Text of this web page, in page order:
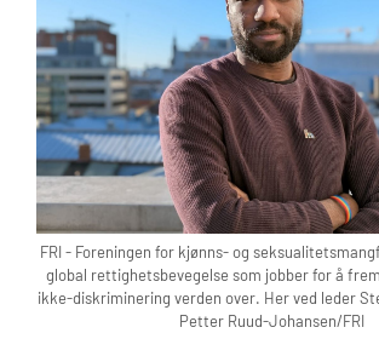
FRI - Foreningen for kjønns- og
global rettighetsbevegelse som jobber for å
ikke-diskriminering verden over. Her ved leder
Petter Ruud-Johansen/FRI